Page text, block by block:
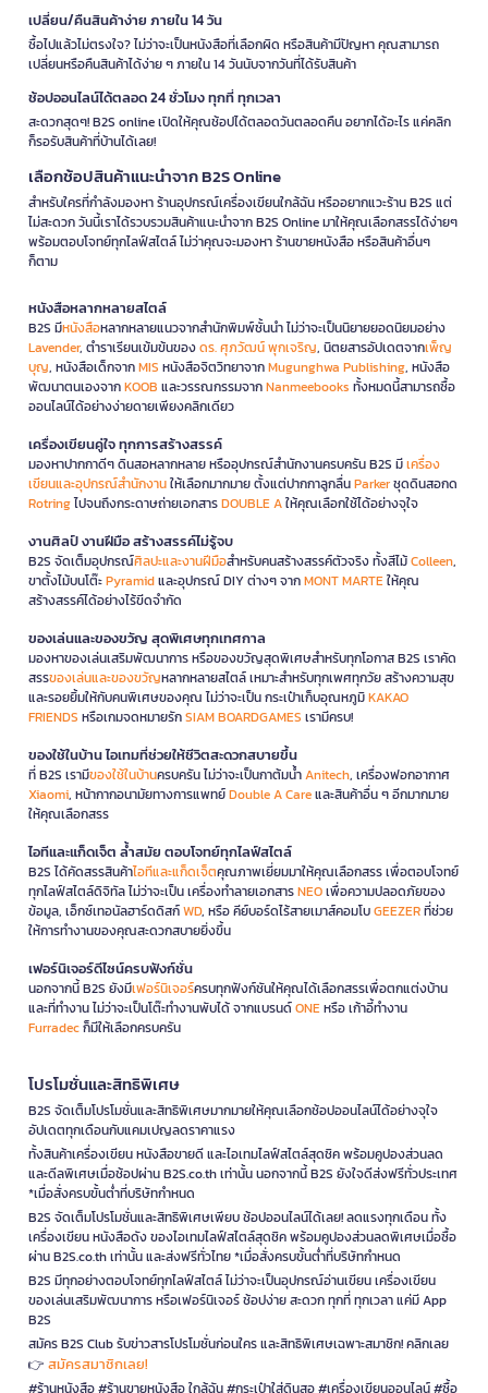
เปลี่ยน/คืนสินค้าง่าย ภายใน 14 วัน
ซื้อไปแล้วไม่ตรงใจ? ไม่ว่าจะเป็นหนังสือที่เลือกผิด หรือสินค้ามีปัญหา คุณสามารถ
เปลี่ยนหรือคืนสินค้าได้ง่าย ๆ ภายใน 14 วันนับจากวันที่ได้รับสินค้า
ช้อปออนไลน์ได้ตลอด 24 ชั่วโมง ทุกที่ ทุกเวลา
สะดวกสุดๆ! B2S online เปิดให้คุณช้อปได้ตลอดวันตลอดคืน อยากได้อะไร แค่คลิก
ก็รอรับสินค้าที่บ้านได้เลย!
เลือกช้อปสินค้าแนะนำจาก B2S Online
สำหรับใครที่กำลังมองหา ร้านอุปกรณ์เครื่องเขียนใกล้ฉัน หรืออยากแวะร้าน B2S แต่
ไม่สะดวก วันนี้เราได้รวบรวมสินค้าแนะนำจาก B2S Online มาให้คุณเลือกสรรได้ง่ายๆ
พร้อมตอบโจทย์ทุกไลฟ์สไตล์ ไม่ว่าคุณจะมองหา ร้านขายหนังสือ หรือสินค้าอื่นๆ
ก็ตาม
หนังสือหลากหลายสไตล์
B2S มีหนังสือหลากหลายแนวจากสำนักพิมพ์ชั้นนำ ไม่ว่าจะเป็นนิยายยอดนิยมอย่าง
Lavender, ตำราเรียนเข้มข้นของดร. ศุภวัฒน์ พุกเจริญ, นิตยสารอัปเดตจากเพ็ญ
บุญ, หนังสือเด็กจากMIS หนังสือจิตวิทยาจากMugunghwa Publishing, หนังสือ
พัฒนาตนเองจากKOOB และวรรณกรรมจากNanmeebooks ทั้งหมดนี้สามารถซื้อ
ออนไลน์ได้อย่างง่ายดายเพียงคลิกเดียว
เครื่องเขียนคู่ใจ ทุกการสร้างสรรค์
มองหาปากกาดีๆ ดินสอหลากหลาย หรืออุปกรณ์สำนักงานครบครัน B2S มีเครื่อง
เขียนและอุปกรณ์สำนักงานให้เลือกมากมาย ตั้งแต่ปากกาลูกลื่นParkerชุดดินสอกด
Rotringไปจนถึงกระดาษถ่ายเอกสารDOUBLE Aให้คุณเลือกใช้ได้อย่างจุใจ
งานศิลป์ งานฝีมือ สร้างสรรค์ไม่รู้จบ
B2S จัดเต็มอุปกรณ์ศิลปะและงานฝีมือสำหรับคนสร้างสรรค์ตัวจริง ทั้งสีไม้Colleen,
ขาตั้งไม้บนโต๊ะPyramidและอุปกรณ์ DIY ต่างๆ จากMONT MARTEให้คุณ
สร้างสรรค์ได้อย่างไร้ขีดจำกัด
ของเล่นและของขวัญ สุดพิเศษทุกเทศกาล
มองหาของเล่นเสริมพัฒนาการ หรือของขวัญสุดพิเศษสำหรับทุกโอกาส B2S เราคัด
สรรของเล่นและของขวัญหลากหลายสไตล์ เหมาะสำหรับทุกเพศทุกวัย สร้างความสุข
และรอยยิ้มให้กับคนพิเศษของคุณ ไม่ว่าจะเป็น กระเป๋าเก็บอุณหภูมิKAKAO
FRIENDS หรือเกมจดหมายรักSIAM BOARDGAMES เรามีครบ!
ของใช้ในบ้าน ไอเทมที่ช่วยให้ชีวิตสะดวกสบายขึ้น
ที่ B2S เรามีของใช้ในบ้านครบครัน ไม่ว่าจะเป็นกาต้มน้ำAnitech, เครื่องฟอกอากาศ
Xiaomi, หน้ากากอนามัยทางการแพทย์Double A Careและสินค้าอื่น ๆ อีกมากมาย
ให้คุณเลือกสรร
ไอทีและแก็ดเจ็ต ล้ำสมัย ตอบโจทย์ทุกไลฟ์สไตล์
B2S ได้คัดสรรสินค้าไอทีและแก็ดเจ็ตคุณภาพเยี่ยมมาให้คุณเลือกสรร เพื่อตอบโจทย์
ทุกไลฟ์สไตล์ดิจิทัล ไม่ว่าจะเป็น เครื่องทำลายเอกสารNEOเพื่อความปลอดภัยของ
ข้อมูล, เอ็กซ์เทอนัลฮาร์ดดิสก์WD, หรือ คีย์บอร์ดไร้สายเมาส์คอมโบGEEZERที่ช่วย
ให้การทำงานของคุณสะดวกสบายยิ่งขึ้น
เฟอร์นิเจอร์ดีไซน์ครบฟังก์ชั่น
นอกจากนี้ B2S ยังมีเฟอร์นิเจอร์ครบทุกฟังก์ชันให้คุณได้เลือกสรรเพื่อตกแต่งบ้าน
และที่ทำงาน ไม่ว่าจะเป็นโต๊ะทำงานพับได้ จากแบรนด์ONEหรือ เก้าอี้ทำงาน
Furradecก็มีให้เลือกครบครัน
โปรโมชั่นและสิทธิพิเศษ
B2S จัดเต็มโปรโมชั่นและสิทธิพิเศษมากมายให้คุณเลือกช้อปออนไลน์ได้อย่างจุใจ
อัปเดตทุกเดือนกับแคมเปญลดราคาแรง
ทั้งสินค้าเครื่องเขียน หนังสือขายดี และไอเทมไลฟ์สไตล์สุดชิค พร้อมคูปองส่วนลด
และดีลพิเศษเมื่อช้อปผ่าน B2S.co.th เท่านั้น นอกจากนี้ B2S ยังใจดีส่งฟรีทั่วประเทศ
*เมื่อสั่งครบขั้นต่ำที่บริษัทกำหนด
B2S จัดเต็มโปรโมชั่นและสิทธิพิเศษเพียบ ช้อปออนไลน์ได้เลย! ลดแรงทุกเดือน ทั้ง
เครื่องเขียน หนังสือดัง ของไอเทมไลฟ์สไตล์สุดชิค พร้อมคูปองส่วนลดพิเศษเมื่อซื้อ
ผ่าน B2S.co.th เท่านั้น และส่งฟรีทั่วไทย *เมื่อสั่งครบขั้นต่ำที่บริษัทกำหนด
B2S มีทุกอย่างตอบโจทย์ทุกไลฟ์สไตล์ ไม่ว่าจะเป็นอุปกรณ์อ่านเขียน เครื่องเขียน
ของเล่นเสริมพัฒนาการ หรือเฟอร์นิเจอร์ ช้อปง่าย สะดวก ทุกที่ ทุกเวลา แค่มี App
B2S
สมัคร B2S Club รับข่าวสารโปรโมชั่นก่อนใคร และสิทธิพิเศษเฉพาะสมาชิก! คลิกเลย
👉 สมัครสมาชิกเลย!
#ร้านหนังสือ #ร้านขายหนังสือ ใกล้ฉัน #กระเป๋าใส่ดินสอ #เครื่องเขียนออนไลน์ #ซื้อ